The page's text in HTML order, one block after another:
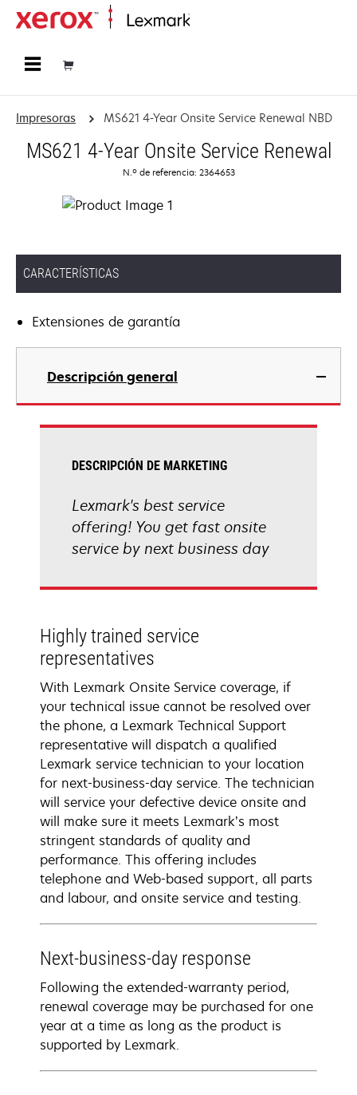
Impresoras MS621 4-Year Onsite Service Renewal NBD
MS621 4-Year Onsite Service Renewal
N.º de referencia: 2364653
CARACTERÍSTICAS
Extensiones de garantía
Descripción general
DESCRIPCIÓN DE MARKETING
Lexmark's best service
offering! You get fast onsite
service by next business day
Highly trained service
representatives
With Lexmark Onsite Service coverage, if
your technical issue cannot be resolved over
the phone, a Lexmark Technical Support
representative will dispatch a qualified
Lexmark service technician to your location
for next-business-day service. The technician
will service your defective device onsite and
will make sure it meets Lexmark’s most
stringent standards of quality and
performance. This offering includes
telephone and Web-based support, all parts
and labour, and onsite service and testing.
Next-business-day response
Following the extended-warranty period,
renewal coverage may be purchased for one
year at a time as long as the product is
supported by Lexmark.